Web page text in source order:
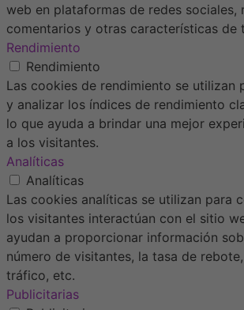
web en plataformas de redes sociales,
comentarios y otras características de
Rendimiento
Rendimiento
Las cookies de rendimiento se utilizan
y analizar los índices de rendimiento
lo que ayuda a brindar una mejor
a los visitantes.
Analíticas
Analíticas
Las cookies analíticas se utilizan para
los visitantes interactúan con el sitio
ayudan a proporcionar información
número de visitantes, la tasa de
tráfico, etc.
Publicitarias